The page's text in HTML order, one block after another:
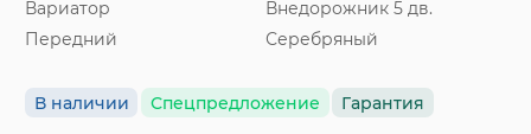
Вариатор
Внедорожник 5 дв.
Передний
Серебряный
В наличии Спецпредложение Гарантия